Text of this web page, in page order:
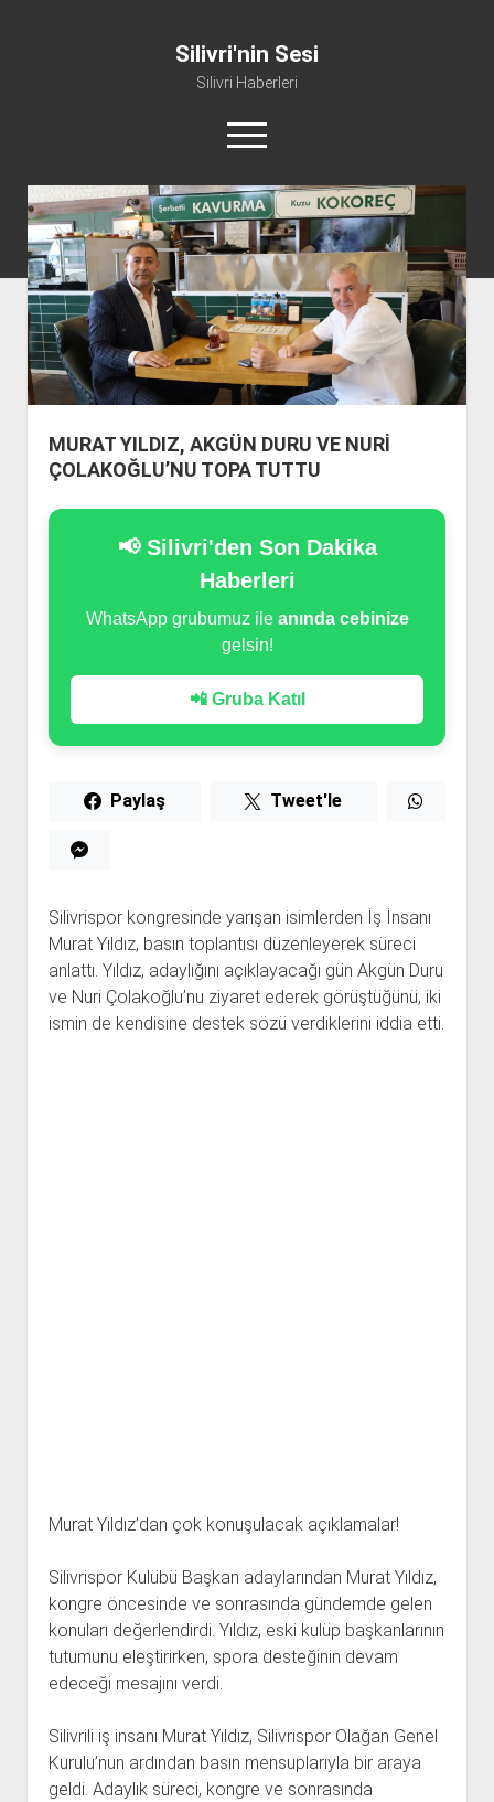
Silivri'nin Sesi
Silivri Haberleri
m
e
ü
y
ü
a
ç
facebook youtube silivri@silivrininsesi1.com whatsapp
Manifesto
Gündem
Haber
Spor
Künye ve İletişim
MURAT YILDIZ, AKGÜN DURU VE NURİ
ÇOLAKOĞLU’NU TOPA TUTTU
📢 Silivri'den Son Dakika
Haberleri
WhatsApp grubumuz ile anında cebinize
gelsin!
📲 Gruba Katıl
Paylaş Tweet'le
Silivrispor kongresinde yarışan isimlerden İş İnsanı
Murat Yıldız, basın toplantısı düzenleyerek süreci
anlattı. Yıldız, adaylığını açıklayacağı gün Akgün Duru
ve Nuri Çolakoğlu’nu ziyaret ederek görüştüğünü, iki
ismin de kendisine destek sözü verdiklerini iddia etti.
Murat Yıldız’dan çok konuşulacak açıklamalar!
Silivrispor Kulübü Başkan adaylarından Murat Yıldız,
kongre öncesinde ve sonrasında gündemde gelen
konuları değerlendirdi. Yıldız, eski kulüp başkanlarının
tutumunu eleştirirken, spora desteğinin devam
edeceği mesajını verdi.
Silivrili iş insanı Murat Yıldız, Silivrispor Olağan Genel
Kurulu’nun ardından basın mensuplarıyla bir araya
geldi. Adaylık süreci, kongre ve sonrasında